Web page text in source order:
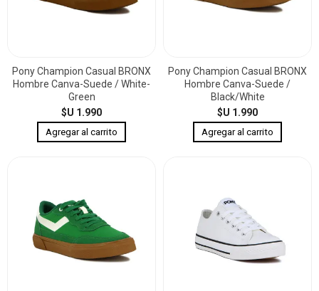
Pony Champion Casual BRONX
Hombre Canva-Suede / White-
Green
$U 1.990
Pony Champion Casual BRONX
Hombre Canva-Suede /
Black/White
$U 1.990